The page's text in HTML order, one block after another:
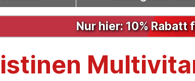
Nur hier: 10% Rabatt